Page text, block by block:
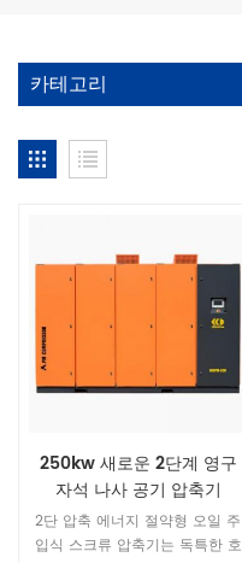
카테고리
250kw 새로운 2단계 영구
자석 나사 공기 압축기
2단 압축 에너지 절약형 오일 주
입식 스크류 압축기는 독특한 호